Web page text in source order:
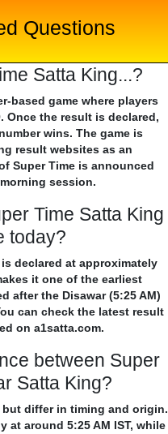
Questions
Satta King...?
based game where players
Once the result is declared,
wins. The game is
result websites as an
Super Time is announced
session.
Time Satta King
today?
declared at approximately
it one of the earliest
after the Disawar (5:25 AM)
can check the latest result
on a1satta.com.
between Super
Satta King?
but differ in timing and origin.
at around 5:25 AM IST, while